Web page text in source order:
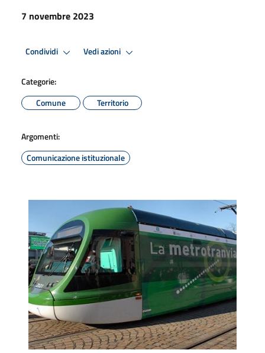
7 novembre 2023
Condividi Vedi azioni
Categorie:
Comune
Territorio
Argomenti:
Comunicazione istituzionale